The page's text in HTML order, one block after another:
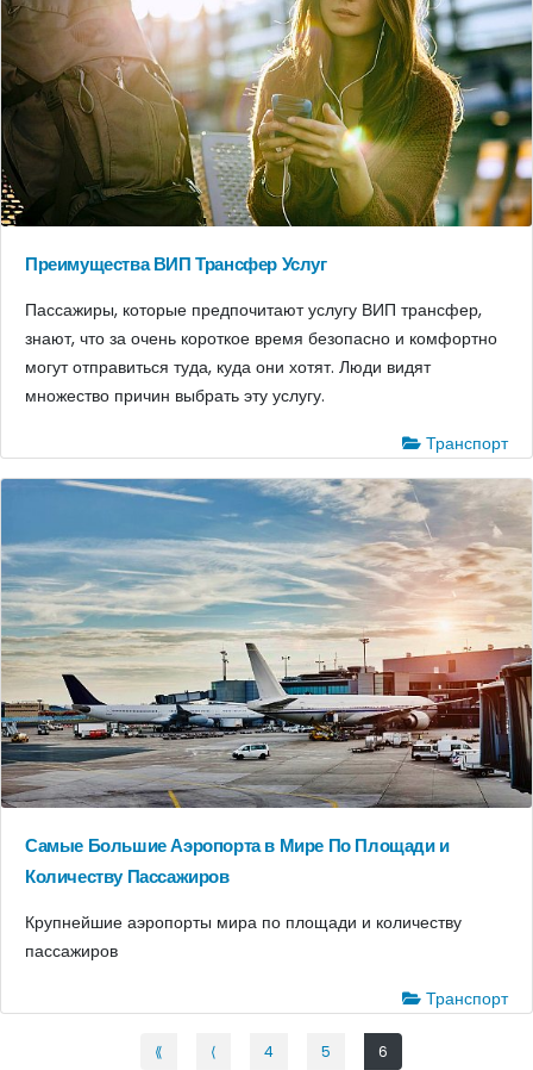
Преимущества ВИП Трансфер Услуг
Пассажиры, которые предпочитают услугу ВИП трансфер,
знают, что за очень короткое время безопасно и комфортно
могут отправиться туда, куда они хотят. Люди видят
множество причин выбрать эту услугу.
Транспорт
Самые Большие Аэропорта в Мире По Площади и
Количеству Пассажиров
Крупнейшие аэропорты мира по площади и количеству
пассажиров
Транспорт
⟪ ⟨ 4 5 6